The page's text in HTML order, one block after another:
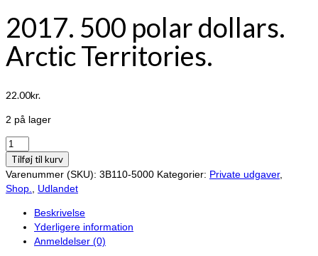
2017. 500 polar dollars.
Arctic Territories.
22.00kr.
2 på lager
2017.
500
polar
dollars.
Territories.
antal
Tilføj til kurv
Varenummer (SKU): 3B110-5000 Kategorier: Private udgaver,
Shop.
Udlandet
Beskrivelse
Yderligere information
Anmeldelser (0)